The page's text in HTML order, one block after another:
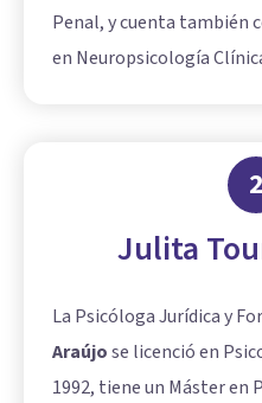
Penal, y cuenta también
en Neuropsicología
2
Julita
La Psicóloga Jurídica y
Araújose licenció en
1992, tiene un Máster en